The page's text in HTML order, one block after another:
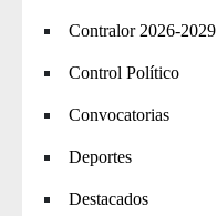
Contralor 2026-2029
Control Político
Convocatorias
Deportes
Destacados